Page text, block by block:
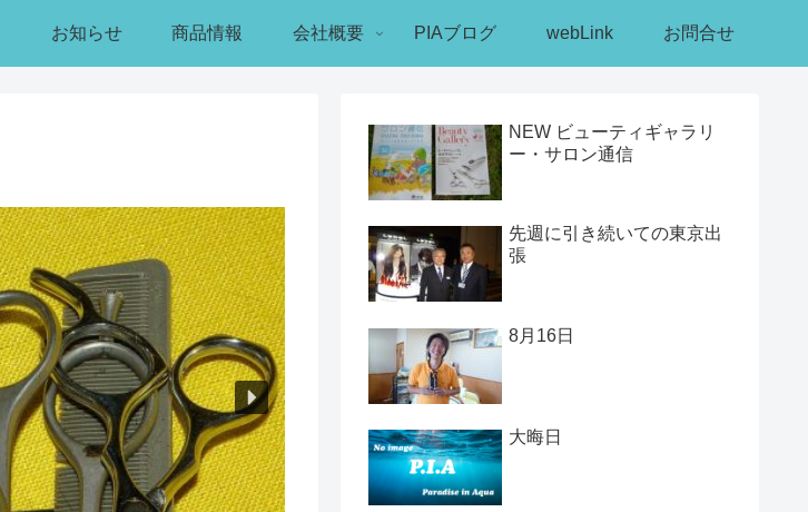
お知らせ 商品情報 会社概要 PIAブログ webLink お問合せ
NEW ビューティギャラリ
ー・サロン通信
先週に引き続いての東京出
張
8月16日
大晦日